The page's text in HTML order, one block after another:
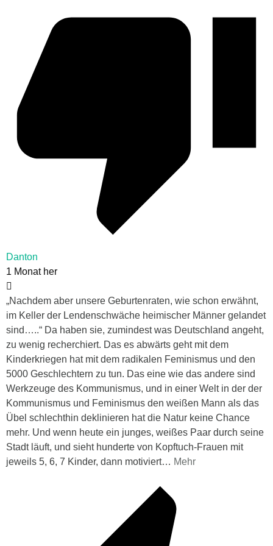
Danton
1 Monat her
„Nachdem aber unsere Geburtenraten, wie schon erwähnt,
im Keller der Lendenschwäche heimischer Männer gelandet
sind…..“ Da haben sie, zumindest was Deutschland angeht,
zu wenig recherchiert. Das es abwärts geht mit dem
Kinderkriegen hat mit dem radikalen Feminismus und den
5000 Geschlechtern zu tun. Das eine wie das andere sind
Werkzeuge des Kommunismus, und in einer Welt in der der
Kommunismus und Feminismus den weißen Mann als das
Übel schlechthin deklinieren hat die Natur keine Chance
mehr. Und wenn heute ein junges, weißes Paar durch seine
Stadt läuft, und sieht hunderte von Kopftuch-Frauen mit
jeweils 5, 6, 7 Kinder, dann motiviert… Mehr